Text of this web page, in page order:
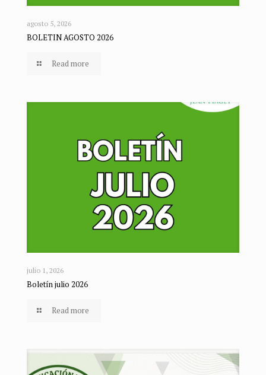
agosto 5, 2026
BOLETIN AGOSTO 2026
Read more
julio 1, 2026
Boletín julio 2026
Read more